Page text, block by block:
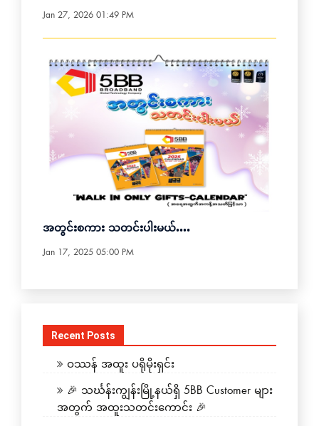
Jan 27, 2026 01:49 PM
အတွင်းစကား သတင်းပါးမယ်….
Jan 17, 2025 05:00 PM
Recent Posts
ဝဿန် အထူး ပရိုမိုးရှင်း
🎉 သင်္ဃန်းကျွန်းမြို့နယ်ရှိ 5BB Customer များ
အတွက် အထူးသတင်းကောင်း 🎉